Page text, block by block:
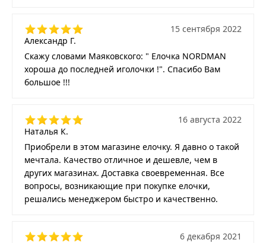
Александр Г.
15 сентября 2022
Скажу словами Маяковского: " Елочка NORDMAN
хороша до последней иголочки !". Спасибо Вам
большое !!!
Наталья К.
16 августа 2022
Приобрели в этом магазине елочку. Я давно о такой
мечтала. Качество отличное и дешевле, чем в
других магазинах. Доставка своевременная. Все
вопросы, возникающие при покупке елочки,
решались менеджером быстро и качественно.
6 декабря 2021